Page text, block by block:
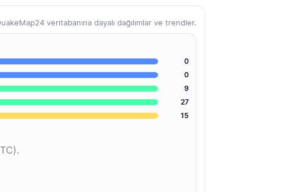
veritabanına dayalı dağılımlar ve trendler.
0
0
9
27
15